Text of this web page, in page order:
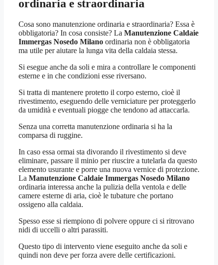
ordinaria e straordinaria
Cosa sono manutenzione ordinaria e straordinaria? Essa è
obbligatoria? In cosa consiste? La Manutenzione Caldaie
Immergas Nosedo Milano ordinaria non è obbligatoria
ma utile per aiutare la lunga vita della caldaia stessa.
Si esegue anche da soli e mira a controllare le componenti
esterne e in che condizioni esse riversano.
Si tratta di mantenere protetto il corpo esterno, cioè il
rivestimento, eseguendo delle verniciature per proteggerlo
da umidità e eventuali piogge che tendono ad attaccarla.
Senza una corretta manutenzione ordinaria si ha la
comparsa di ruggine.
In caso essa ormai sta divorando il rivestimento si deve
eliminare, passare il minio per riuscire a tutelarla da questo
elemento usurante e porre una nuova vernice di protezione.
La Manutenzione Caldaie Immergas Nosedo Milano
ordinaria interessa anche la pulizia della ventola e delle
camere esterne di aria, cioè le tubature che portano
ossigeno alla caldaia.
Spesso esse si riempiono di polvere oppure ci si ritrovano
nidi di uccelli o altri parassiti.
Questo tipo di intervento viene eseguito anche da soli e
quindi non deve per forza avere delle certificazioni.